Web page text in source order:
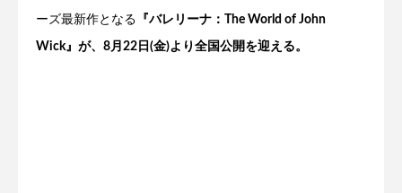
ーズ最新作となる 『バレリーナ：The World of John
Wick』が、8月22日(金)より全国公開を迎える。